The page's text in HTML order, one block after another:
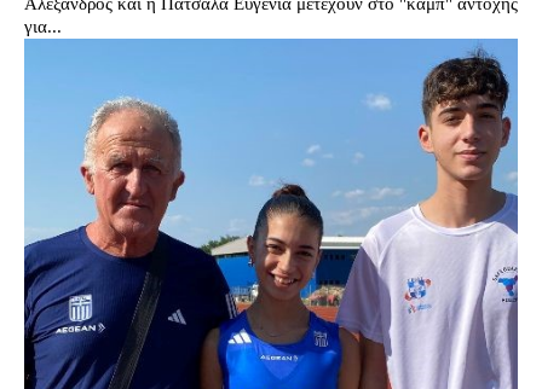
για...